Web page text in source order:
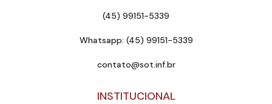
(45) 99151-5339
Whatsapp: (45) 99151-5339
contato@sot.inf.br
INSTITUCIONAL